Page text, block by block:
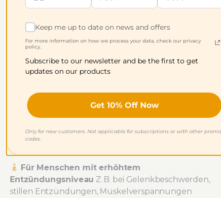
LÖSUNG VON VITAMIC:
Unsere Produkte Zero Limits® und Biosen®
wurden mit unserer Smart Release Technology mit
Curcumin hergestellt – eine moderne, flüssige
Formulierung, bei der die Bioverfügbarkeit über
95 % liegt. Damit wird deutlich mehr Curcumin
oder Pulver. Bei letzteren bewegt sich die
Aufnahme bei unter 5%.
Für Menschen mit erhöhtem
Entzündungsniveau Z. B. bei Gelenkbeschwerden,
stillen Entzündungen, Muskelverspannungen
Keep me up to date on news and offers
For more information on how we process your data, check our privacy
policy.
Subscribe to our newsletter and be the first to get
updates on our products
Get 10% Off Now
Only for new customers. Not applicable for subscriptions or with other promo
codes.